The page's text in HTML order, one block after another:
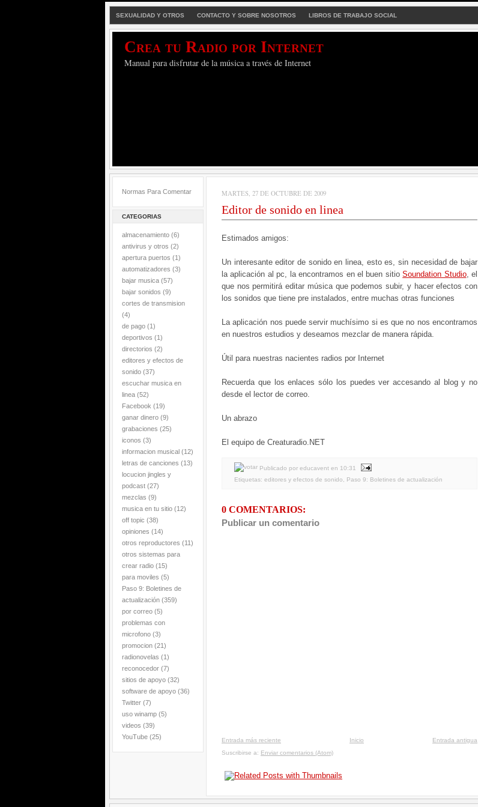
SEXUALIDAD Y OTROS CONTACTO Y SOBRE NOSOTROS LIBROS DE TRABAJO SOCIAL
Crea tu Radio por Internet
Manual para disfrutar de la música a través de Internet
Normas Para Comentar
CATEGORIAS
almacenamiento (6)
antivirus y otros (2)
apertura puertos (1)
automatizadores (3)
bajar musica (57)
bajar sonidos (9)
cortes de transmision
(4)
de pago (1)
deportivos (1)
directorios (2)
editores y efectos de
sonido (37)
escuchar musica en
linea (52)
Facebook (19)
ganar dinero (9)
grabaciones (25)
iconos (3)
informacion musical (12)
letras de canciones (13)
locucion jingles y
podcast (27)
mezclas (9)
musica en tu sitio (12)
off topic (38)
opiniones (14)
otros reproductores (11)
otros sistemas para
crear radio (15)
para moviles (5)
Paso 9: Boletines de
actualización (359)
por correo (5)
problemas con
microfono (3)
promocion (21)
radionovelas (1)
reconocedor (7)
sitios de apoyo (32)
software de apoyo (36)
Twitter (7)
uso winamp (5)
videos (39)
YouTube (25)
MARTES, 27 DE OCTUBRE DE 2009
Editor de sonido en linea
Estimados amigos:
Un interesante editor de sonido en linea, esto es, sin necesidad de bajar
la aplicación al pc, la encontramos en el buen sitioSoundation Studio, el
que nos permitirá editar música que podemos subir, y hacer efectos con
los sonidos que tiene pre instalados, entre muchas otras funciones
La aplicación nos puede servir muchísimo si es que no nos encontramos
en nuestros estudios y deseamos mezclar de manera rápida.
Útil para nuestras nacientes radios por Internet
Recuerda que los enlaces sólo los puedes ver accesando al blog y no
desde el lector de correo.
Un abrazo
El equipo de Creaturadio.NET
Publicado por educavent en 10:31
Etiquetas: editores y efectos de sonido Paso 9: Boletines de actualización
0 COMENTARIOS:
Publicar un comentario
Entrada más reciente Entrada antigua
Inicio
Suscribirse a: Enviar comentarios (Atom)